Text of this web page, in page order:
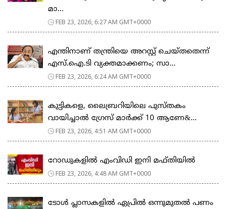
മാ...
FEB 23, 2026, 6:27 AM GMT+0000
എന്തിനാണ് തന്ത്രിയെ അറസ്റ്റ് ചെയ്തതെന്ന്
എസ്.ഐ.ടി വ്യക്തമാക്കണം; സാ...
FEB 23, 2026, 6:24 AM GMT+0000
കുട്ടികളെ, ലൈബ്രറിയിലെ പുസ്തകം
വായിച്ചാല്‍ ഗ്രേസ് മാര്‍ക്ക് 10 ആണേ&...
FEB 23, 2026, 4:51 AM GMT+0000
റോഡുകളില്‍ എംവിഡി ഇനി മഫ്തിയില്‍
FEB 23, 2026, 4:48 AM GMT+0000
ടോള്‍ പ്ലാസകളില്‍ ഏപ്രില്‍ ഒന്നുമുതല്‍ പണം